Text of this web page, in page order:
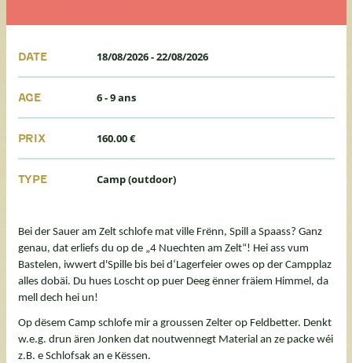
DATE 18/08/2026-22/08/2026
AGE 6 - 9 ans
PRIX 160.00 €
TYPE Camp (outdoor)
Bei der Sauer am Zelt schlofe mat ville Frënn, Spill a Spaass? Ganz
genau, dat erliefs du op de „4 Nuechten am Zelt“! Hei ass vum
Bastelen, iwwert d'Spille bis bei d‘Lagerfeier owes op der Campplaz
alles dobäi. Du hues Loscht op puer Deeg ënner fräiem Himmel, da
mell dech hei un!
Op dësem Camp schlofe mir a groussen Zelter op Feldbetter. Denkt
w.e.g. drun ären Jonken dat noutwennegt Material an ze packe wéi
z.B. e Schlofsak an e Këssen.